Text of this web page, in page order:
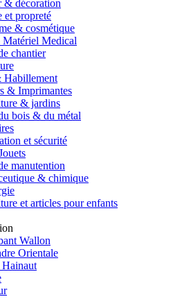
& décoration
et propreté
& cosmétique
Matériel Medical
chantier
Habillement
& Imprimantes
& jardins
bois & du métal
et sécurité
manutention
& chimique
et articles pour enfants
Wallon
Orientale
Hainaut